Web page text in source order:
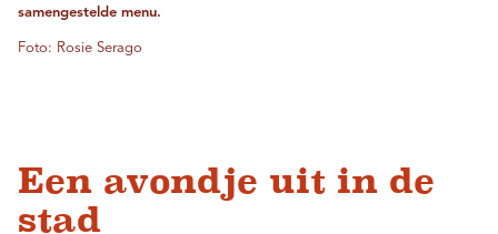
samengestelde menu.
Foto: Rosie Serago
Een avondje uit in de
stad